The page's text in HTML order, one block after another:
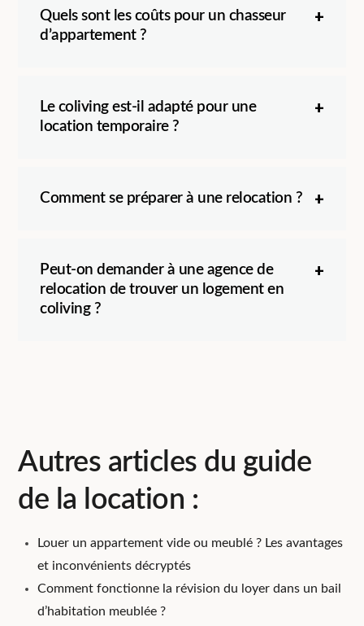
Quels sont les coûts pour un chasseur
d’appartement ?
Le coliving est-il adapté pour une
location temporaire ?
Comment se préparer à une relocation ?
Peut-on demander à une agence de
relocation de trouver un logement en
coliving ?
Autres articles du guide
de la location :
Louer un appartement vide ou meublé ? Les avantages
et inconvénients décryptés
Comment fonctionne la révision du loyer dans un bail
d’habitation meublée ?